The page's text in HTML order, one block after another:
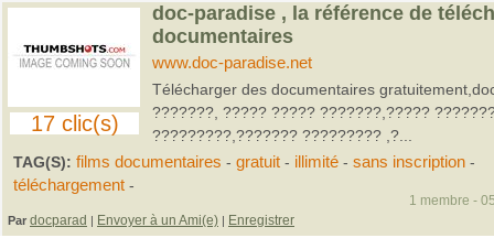
17 clic(s)
doc-paradise , la référence de
documentaires
www.doc-paradise.net
Télécharger des documentaires
???????, ????? ????? ???????,?????
?????????,??????? ????????? ,?...
TAG(S): films documentaires - gratuit - illimité - sans inscription -
téléchargement -
Par docparad | Envoyer à un Ami(e) | Enregistrer
1 membre -